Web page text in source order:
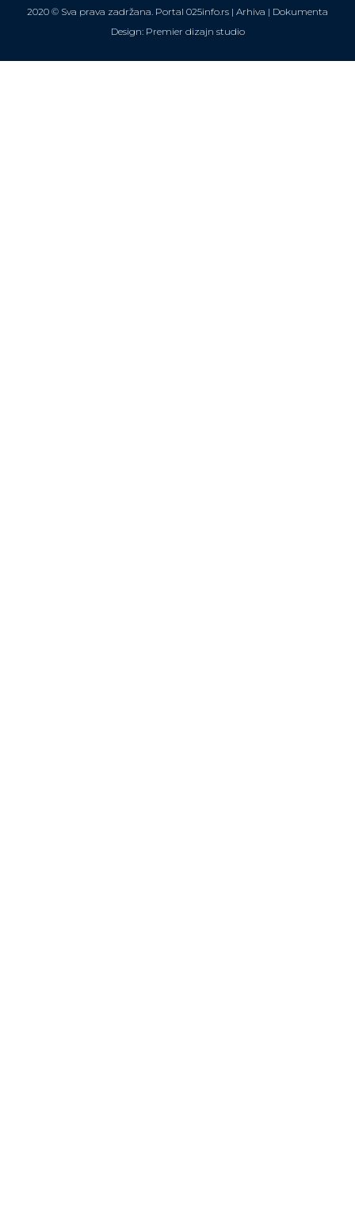
2020 © Sva prava zadržana. Portal 025info.rs | Arhiva | Dokumenta
Design: Premier dizajn studio